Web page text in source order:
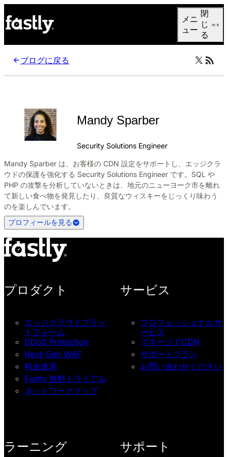
メニ
ュー
閉
じ
る
ブログに戻る
Mandy Sparber
Security Solutions Engineer
Mandy Sparber は、お客様の CDN 設定をサポートし、エッジクラ
ウドの保護を強化する Security Solutions Engineer です。SQL や
PHP の攻撃を分析していないときは、地元のニューヨーク市を離れ
て新しい食べ物を発見したり、良質なウィスキーをじっくり味わう
のを楽しんでいます。
プロフィールを見る
プロダクト
エッジクラウドプラッ
トフォーム
DDoS Protection
Next-Gen WAF
料金体系
Fastly 無料トライアル
ネットワークマップ
サービス
プロフェッショナルサ
ービス
マネージドCDN
サポートプラン
お問い合わせください
ラーニング サポート